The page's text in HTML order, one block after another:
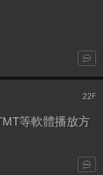
22F
等軟體播放方